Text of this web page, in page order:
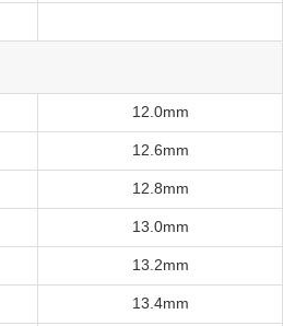
12.0mm
12.6mm
12.8mm
13.0mm
13.2mm
13.4mm